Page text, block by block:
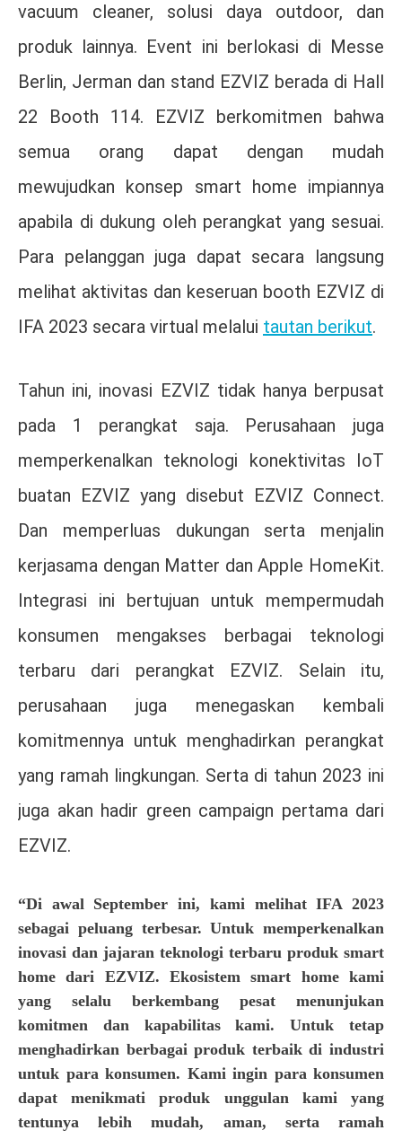
vacuum cleaner, solusi daya outdoor, dan
produk lainnya. Event ini berlokasi di Messe
Berlin, Jerman dan stand EZVIZ berada di Hall
22 Booth 114. EZVIZ berkomitmen bahwa
semua orang dapat dengan mudah
mewujudkan konsep smart home impiannya
apabila di dukung oleh perangkat yang sesuai.
Para pelanggan juga dapat secara langsung
melihat aktivitas dan keseruan booth EZVIZ di
IFA 2023 secara virtual melalui tautan berikut.
Tahun ini, inovasi EZVIZ tidak hanya berpusat
pada 1 perangkat saja. Perusahaan juga
memperkenalkan teknologi konektivitas IoT
buatan EZVIZ yang disebut EZVIZ Connect.
Dan memperluas dukungan serta menjalin
kerjasama dengan Matter dan Apple HomeKit.
Integrasi ini bertujuan untuk mempermudah
konsumen mengakses berbagai teknologi
terbaru dari perangkat EZVIZ. Selain itu,
perusahaan juga menegaskan kembali
komitmennya untuk menghadirkan perangkat
yang ramah lingkungan. Serta di tahun 2023 ini
juga akan hadir green campaign pertama dari
EZVIZ.
“Di awal September ini, kami melihat IFA 2023
sebagai peluang terbesar. Untuk memperkenalkan
inovasi dan jajaran teknologi terbaru produk smart
home dari EZVIZ. Ekosistem smart home kami
yang selalu berkembang pesat menunjukan
komitmen dan kapabilitas kami. Untuk tetap
menghadirkan berbagai produk terbaik di industri
untuk para konsumen. Kami ingin para konsumen
dapat menikmati produk unggulan kami yang
tentunya lebih mudah, aman, serta ramah